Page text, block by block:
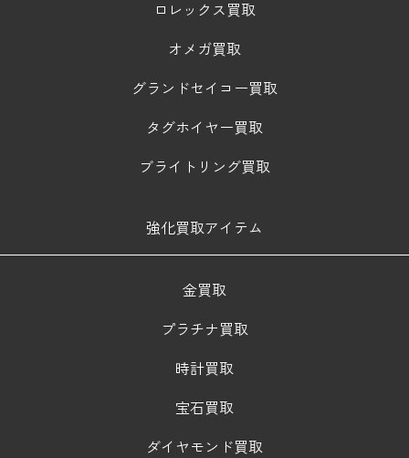
ロレックス買取
オメガ買取
グランドセイコー買取
タグホイヤー買取
ブライトリング買取
強化買取アイテム
金買取
プラチナ買取
時計買取
宝石買取
ダイヤモンド買取